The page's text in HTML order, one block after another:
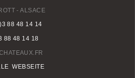
- ALSACE
88 48 14 14
88 48 14 18
WEBSEITE